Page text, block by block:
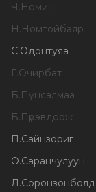
Ч.Номин
Н.Номтойбаяр
С.Одонтуяа
Г.Очирбат
Б.Пунсалмаа
Б.Пүрэвдорж
П.Сайнзориг
О.Саранчулуун
Л.Соронзонболд